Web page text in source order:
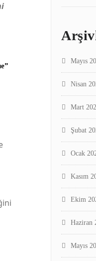
Mayıs
Nisan
Mart
Şubat
Ocak
Kasım
Ekim
Haziran
Mayıs